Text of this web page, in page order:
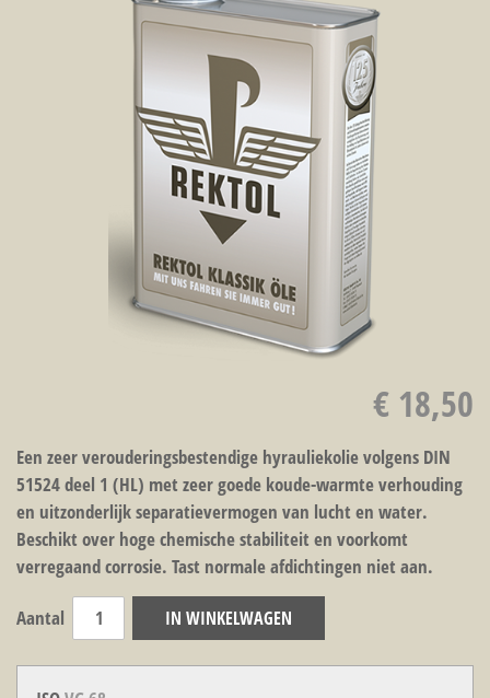
€ 18,50
Een zeer verouderingsbestendige hyrauliekolie volgens DIN
51524 deel 1 (HL) met zeer goede koude-warmte verhouding
en uitzonderlijk separatievermogen van lucht en water.
Beschikt over hoge chemische stabiliteit en voorkomt
verregaand corrosie. Tast normale afdichtingen niet aan.
Aantal IN WINKELWAGEN